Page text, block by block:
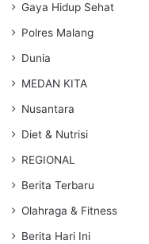
Gaya Hidup Sehat
Polres Malang
Dunia
MEDAN KITA
Nusantara
Diet & Nutrisi
REGIONAL
Berita Terbaru
Olahraga & Fitness
Berita Hari Ini